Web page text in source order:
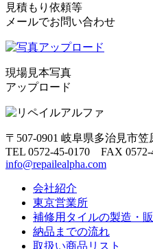
見積もり依頼等
メールでお問い合わせ
現場見本写真
アップロード
〒507-0901 岐阜県多治見市笠
TEL 0572-45-0170 FAX 0572-
info@repailealpha.com
会社紹介
東京営業所
補修用タイルの製造・
納品までの流れ
取扱い商品リスト